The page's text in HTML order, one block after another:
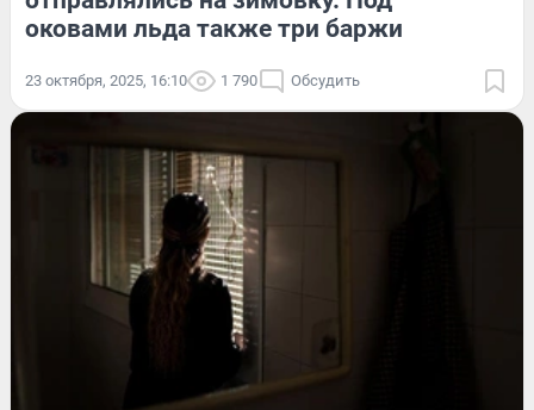
оковами льда также три баржи
23 октября, 2025, 16:10 1 790 Обсудить